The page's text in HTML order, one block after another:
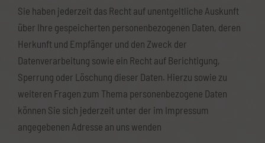
Sie haben jederzeit das Recht auf unentgeltliche Auskunft
über Ihre gespeicherten personenbezogenen Daten, deren
Herkunft und Empfänger und den Zweck der
Datenverarbeitung sowie ein Recht auf Berichtigung,
Sperrung oder Löschung dieser Daten. Hierzu sowie zu
weiteren Fragen zum Thema personenbezogene Daten
können Sie sich jederzeit unter der im Impressum
angegebenen Adresse an uns wenden